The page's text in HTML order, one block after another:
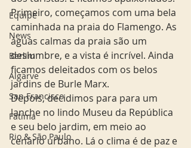
Equipe
News
Berlim
Algarve
San Francisco
Fatima
Rio & São Paulo
Primeiro, começamos com uma bela
caminhada na praia do Flamengo. As
águas calmas da praia são um
deslumbre, e a vista é incrível. Ainda
ficamos deleitados com os belos
jardins de Burle Marx.
Depois, decidimos para para um
lanche no lindo Museu da República
e seu belo jardim, em meio ao
cenário urbano. Lá o clima é de paz e